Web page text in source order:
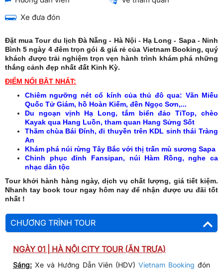
Xe đưa đón
Đặt mua Tour du lịch Đà Nẵng - Hà Nội - Hạ Long - Sapa - Ninh
Bình 5 ngày 4 đêm trọn gói & giá rẻ của Vietnam Booking, quý
khách được trải nghiệm trọn vẹn hành trình khám phá những
thắng cảnh đẹp nhất đất Kinh Kỳ.
ĐIỂM NỔI BẬT NHẤT:
Chiêm ngưỡng nét cổ kính của thủ đô qua: Văn Miếu
Quốc Tử Giám, hồ Hoàn Kiếm, đền Ngọc Sơn,...
Du ngoạn vịnh Hạ Long, tắm biển đảo TiTop, chèo
Kayak qua Hang Luồn, tham quan Hang Sửng Sốt
Thăm chùa Bái Đính, đi thuyền trên KDL sinh thái Tràng
An
Khám phá núi rừng Tây Bắc với thị trấn mù sương Sapa
Chinh phục đỉnh Fansipan, núi Hàm Rồng, nghe ca
nhạc dân tộc
Tour khởi hành hàng ngày, dịch vụ chất lượng, giá tiết kiệm.
Nhanh tay book tour ngay hôm nay để nhận được ưu đãi tốt
nhất !
CHƯƠNG TRÌNH TOUR
NGÀY 01 | HÀ NỘI CITY TOUR (ĂN TRƯA)
Sáng: Xe và Hướng Dẫn Viên (HDV) Vietnam Booking đón